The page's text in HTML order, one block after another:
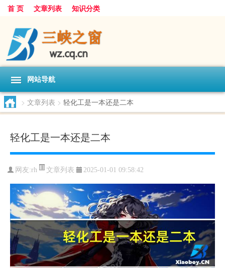
首 页 文章列表 知识分类
网站导航
> 文章列表 > 轻化工是一本还是二本
轻化工是一本还是二本
网友:rh 文章列表 2025-01-01 09:58:42